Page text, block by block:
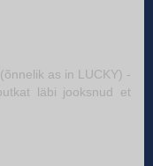
as in LUCKY) -
läbi jooksnud et